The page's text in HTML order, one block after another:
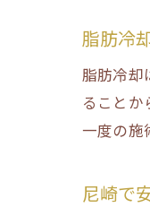
脂肪冷
脂肪冷却
ることか
一度の施
尼崎で